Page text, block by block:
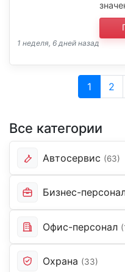
Все категории
Автосервис (63)
Бизнес-
Офис-персонал
Охрана (33)
1 неделя, 6 дней назад
1(current)
2